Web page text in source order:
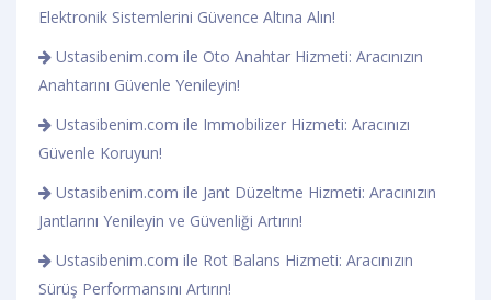
Elektronik Sistemlerini Güvence Altına Alın!
Ustasibenim.com ile Oto Anahtar Hizmeti: Aracınızın
Anahtarını Güvenle Yenileyin!
Ustasibenim.com ile Immobilizer Hizmeti: Aracınızı
Güvenle Koruyun!
Ustasibenim.com ile Jant Düzeltme Hizmeti: Aracınızın
Jantlarını Yenileyin ve Güvenliği Artırın!
Ustasibenim.com ile Rot Balans Hizmeti: Aracınızın
Sürüş Performansını Artırın!